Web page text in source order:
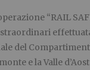
“RAIL
del
e la Valle